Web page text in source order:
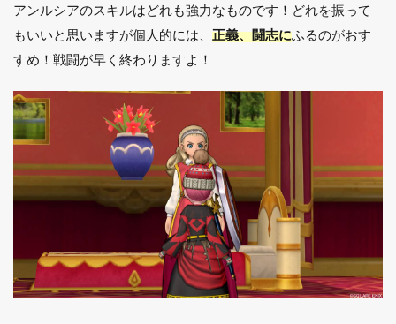
アンルシアのスキルはどれも強力なものです！どれを振って
もいいと思いますが個人的には、 正義、闘志にふるのがおす
すめ！戦闘が早く終わりますよ！